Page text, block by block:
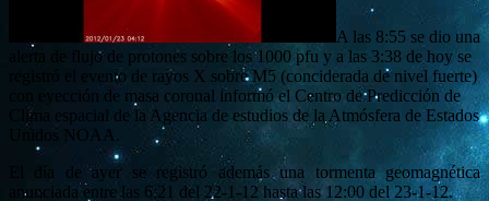
A las 8:55 se dio una
alerta de flujo de protones sobre los 1000 pfu y a las 3:38 de hoy se
registró el evento de rayos X sobre M5 (conciderada de nivel fuerte)
con eyección de masa coronal informó el Centro de Predicción de
Clima espacial de la Agencia de estudios de la Atmósfera de Estados
Unidos NOAA.
El día de ayer se registró además una tormenta geomagnética
anunciada entre las 6:21 del 22-1-12 hasta las 12:00 del 23-1-12.